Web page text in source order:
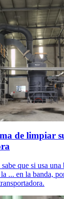
de limpiar
que si usa
... en la banda,